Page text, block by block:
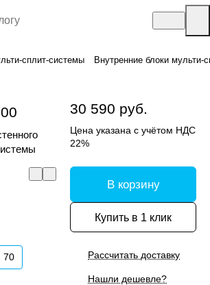
сплит-системы Внутренние блоки мульти-
70
30 590 руб.
Цена указана с учётом НДС
22%
В корзину
Купить в 1 клик
Рассчитать доставку
Нашли дешевле?